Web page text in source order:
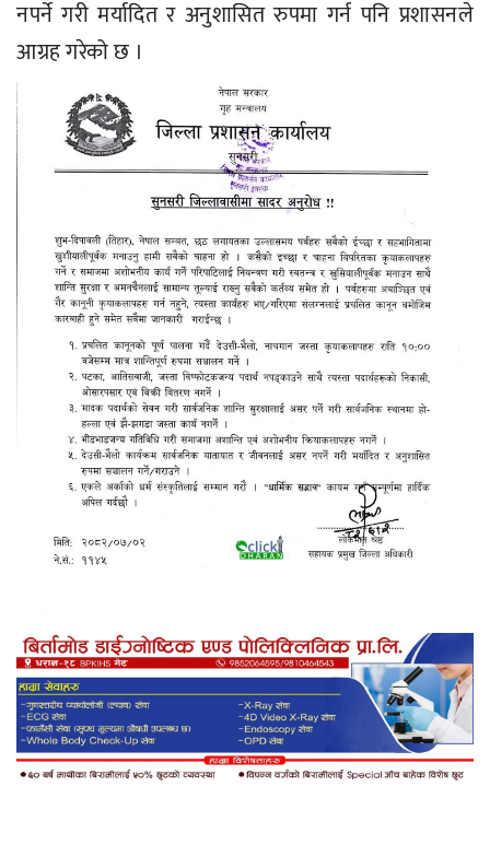
नपर्ने गरी मर्यादित र अनुशासित रुपमा गर्न पनि प्रशासनले
आग्रह गरेको छ ।